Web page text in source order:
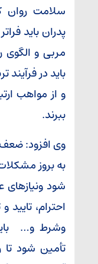
سلامت روان
پدران باید
مربی و الگوی
باید در فرآیند
و از مواهب
ببرند.
وی افزود: ضعف
به بروز
شود
احترام،
وشرط و…
تأمین شود